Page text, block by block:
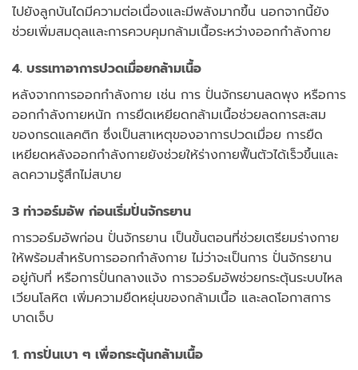
ไปยังลูกบันไดมีความต่อเนื่องและมีพลังมากขึ้น นอกจากนี้ยัง
ช่วยเพิ่มสมดุลและการควบคุมกล้ามเนื้อระหว่างออกกำลังกาย
4. บรรเทาอาการปวดเมื่อยกล้ามเนื้อ
หลังจากการออกกำลังกาย เช่น การ ปั่นจักรยานลดพุง หรือการ
ออกกำลังกายหนัก การยืดเหยียดกล้ามเนื้อช่วยลดการสะสม
ของกรดแลคติก ซึ่งเป็นสาเหตุของอาการปวดเมื่อย การยืด
เหยียดหลังออกกำลังกายยังช่วยให้ร่างกายฟื้นตัวได้เร็วขึ้นและ
ลดความรู้สึกไม่สบาย
3 ท่าวอร์มอัพ ก่อนเริ่มปั่นจักรยาน
การวอร์มอัพก่อน ปั่นจักรยาน เป็นขั้นตอนที่ช่วยเตรียมร่างกาย
ให้พร้อมสำหรับการออกกำลังกาย ไม่ว่าจะเป็นการ ปั่นจักรยาน
อยู่กับที่ หรือการปั่นกลางแจ้ง การวอร์มอัพช่วยกระตุ้นระบบไหล
เวียนโลหิต เพิ่มความยืดหยุ่นของกล้ามเนื้อ และลดโอกาสการ
บาดเจ็บ
1. การปั่นเบา ๆ เพื่อกระตุ้นกล้ามเนื้อ